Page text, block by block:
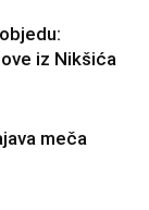
iz Nikšića
meča